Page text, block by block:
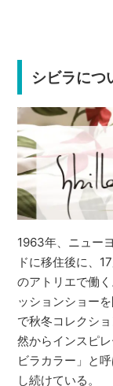
シビラにつ
1963年、ニュー
ドに移住後に、
のアトリエで働
ッションショー
で秋冬コレクシ
然からインスピ
ビラカラー」と
し続けている。